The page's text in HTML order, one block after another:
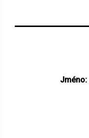
Jméno: